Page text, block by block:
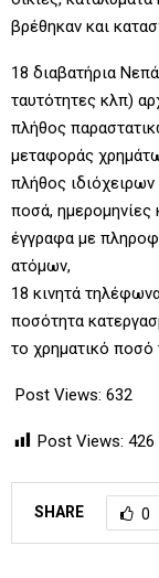
βρέθηκαν και
18 διαβατήρια
ταυτότητες κλπ)
πλήθος
μεταφοράς
πλήθος
ποσά, ημερομηνίες
έγγραφα με
ατόμων,
18 κινητά
ποσότητα
το χρηματικό ποσό
Post Views: 632
Post Views: 426
SHARE 0